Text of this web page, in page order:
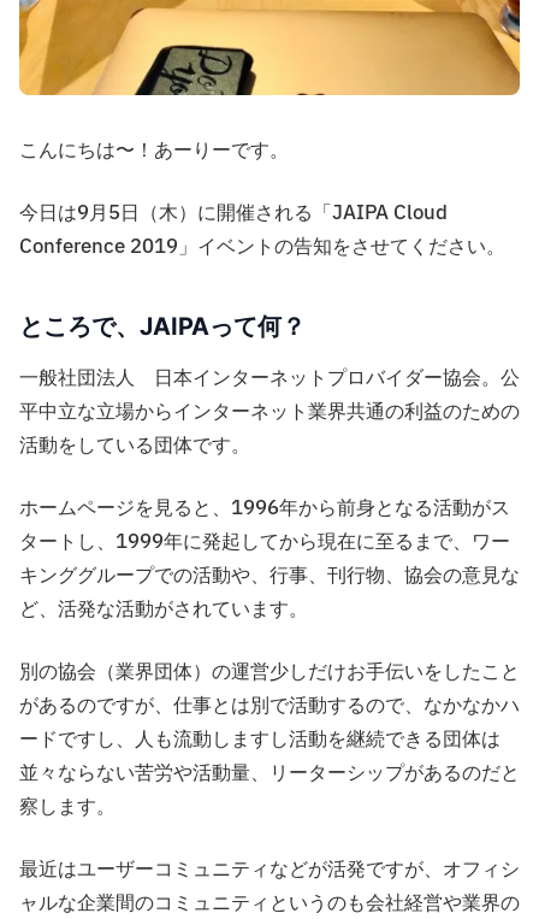
こんにちは〜！あーりーです。
今日は9月5日（木）に開催される「JAIPA Cloud
Conference 2019」イベントの告知をさせてください。
ところで、JAIPAって何？
一般社団法人 日本インターネットプロバイダー協会。公
平中立な立場からインターネット業界共通の利益のための
活動をしている団体です。
ホームページを見ると、1996年から前身となる活動がス
タートし、1999年に発起してから現在に至るまで、ワー
キンググループでの活動や、行事、刊行物、協会の意見な
ど、活発な活動がされています。
別の協会（業界団体）の運営少しだけお手伝いをしたこと
があるのですが、仕事とは別で活動するので、なかなかハ
ードですし、人も流動しますし活動を継続できる団体は
並々ならない苦労や活動量、リーターシップがあるのだと
察します。
最近はユーザーコミュニティなどが活発ですが、オフィシ
ャルな企業間のコミュニティというのも会社経営や業界の